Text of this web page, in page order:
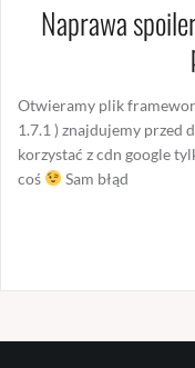
Naprawa
Otwieramy plik
1.7.1 ) znajdujemy przed
korzystać z cdn google
coś
Sam błąd